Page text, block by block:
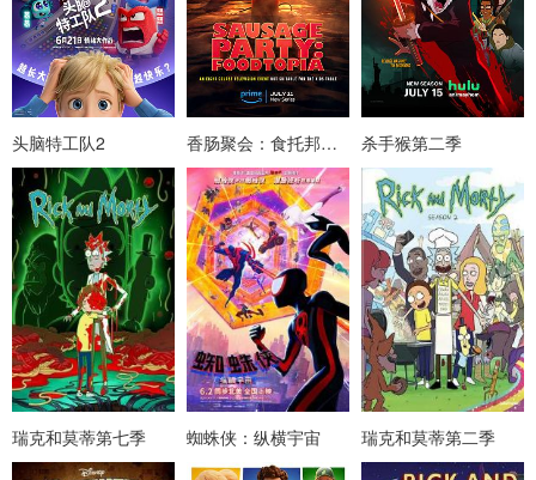
头脑特工队2 香肠聚会：食托邦第一季 杀手猴第二季
瑞克和莫蒂第七季 蜘蛛侠：纵横宇宙 瑞克和莫蒂第二季